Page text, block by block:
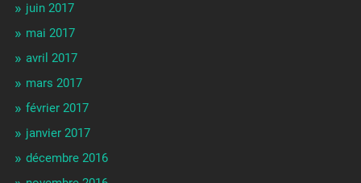
juin 2017
mai 2017
avril 2017
mars 2017
février 2017
janvier 2017
décembre 2016